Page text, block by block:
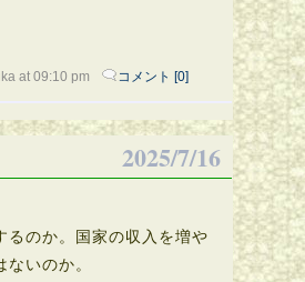
at 09:10 pm コメント [0]
2025/7/16
るのか。国家の収入を増や
いのか。